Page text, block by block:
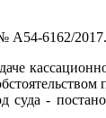
А54-6162/2017.
-